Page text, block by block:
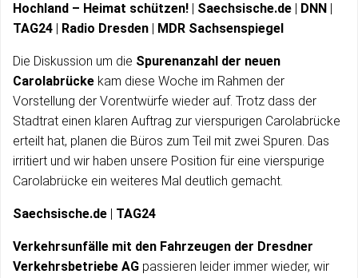
Hochland – Heimat schützen! | Saechsische.de | DNN |
TAG24 | Radio Dresden | MDR Sachsenspiegel
Die Diskussion um die Spurenanzahl der neuen
Carolabrücke kam diese Woche im Rahmen der
Vorstellung der Vorentwürfe wieder auf. Trotz dass der
Stadtrat einen klaren Auftrag zur vierspurigen Carolabrücke
erteilt hat, planen die Büros zum Teil mit zwei Spuren. Das
irritiert und wir haben unsere Position für eine vierspurige
Carolabrücke ein weiteres Mal deutlich gemacht.
Saechsische.de | TAG24
Verkehrsunfälle mit den Fahrzeugen der Dresdner
Verkehrsbetriebe AG passieren leider immer wieder, wir